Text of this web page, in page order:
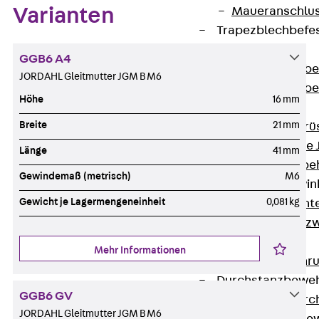
Zurück
Gerüstschuhe
Zurück
Zurück
Varianten
GGB6 A4
JORDAHL Gleitmutter JGM B M6
Höhe 16 mm
Breite 21 mm
Länge 41 mm
Gewindemaß (metrisch) M6
Gewicht je Lagermengeneinheit 0,081 kg
Mehr Informationen
GGB6 GV
JORDAHL Gleitmutter JGM B M6